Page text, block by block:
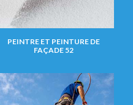
PEINTRE ET PEINTURE DE
FAÇADE 52